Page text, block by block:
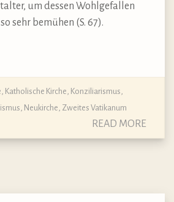
um dessen Wohlgefallen
sehr bemühen (S. 67).
Katholische Kirche Konziliarismus
Neukirche Zweites Vatikanum
READ MORE